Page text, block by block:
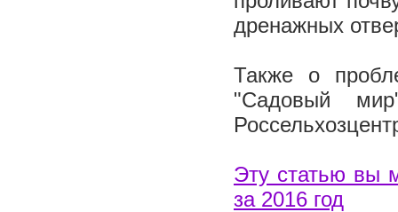
дренажных
Также о
"Садовый
Эту статью вы
за 2016 год